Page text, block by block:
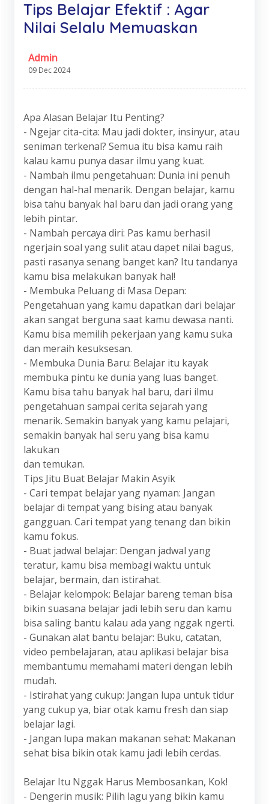
Tips Belajar Efektif : Agar
Nilai Selalu Memuaskan
Admin
09 Dec 2024
Apa Alasan Belajar Itu Penting?
- Ngejar cita-cita: Mau jadi dokter, insinyur, atau
seniman terkenal? Semua itu bisa kamu raih
kalau kamu punya dasar ilmu yang kuat.
- Nambah ilmu pengetahuan: Dunia ini penuh
dengan hal-hal menarik. Dengan belajar, kamu
bisa tahu banyak hal baru dan jadi orang yang
lebih pintar.
- Nambah percaya diri: Pas kamu berhasil
ngerjain soal yang sulit atau dapet nilai bagus,
pasti rasanya senang banget kan? Itu tandanya
kamu bisa melakukan banyak hal!
- Membuka Peluang di Masa Depan:
Pengetahuan yang kamu dapatkan dari belajar
akan sangat berguna saat kamu dewasa nanti.
Kamu bisa memilih pekerjaan yang kamu suka
dan meraih kesuksesan.
- Membuka Dunia Baru: Belajar itu kayak
membuka pintu ke dunia yang luas banget.
Kamu bisa tahu banyak hal baru, dari ilmu
pengetahuan sampai cerita sejarah yang
menarik. Semakin banyak yang kamu pelajari,
semakin banyak hal seru yang bisa kamu
lakukan
dan temukan.
Tips Jitu Buat Belajar Makin Asyik
- Cari tempat belajar yang nyaman: Jangan
belajar di tempat yang bising atau banyak
gangguan. Cari tempat yang tenang dan bikin
kamu fokus.
- Buat jadwal belajar: Dengan jadwal yang
teratur, kamu bisa membagi waktu untuk
belajar, bermain, dan istirahat.
- Belajar kelompok: Belajar bareng teman bisa
bikin suasana belajar jadi lebih seru dan kamu
bisa saling bantu kalau ada yang nggak ngerti.
- Gunakan alat bantu belajar: Buku, catatan,
video pembelajaran, atau aplikasi belajar bisa
membantumu memahami materi dengan lebih
mudah.
- Istirahat yang cukup: Jangan lupa untuk tidur
yang cukup ya, biar otak kamu fresh dan siap
belajar lagi.
- Jangan lupa makan makanan sehat: Makanan
sehat bisa bikin otak kamu jadi lebih cerdas.
Belajar Itu Nggak Harus Membosankan, Kok!
- Dengerin musik: Pilih lagu yang bikin kamu